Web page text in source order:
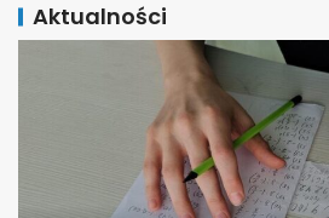
Aktualności